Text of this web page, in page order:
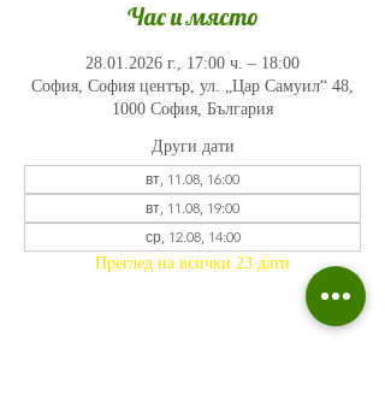
Час и място
28.01.2026 г., 17:00 ч. – 18:00
София, София център, ул. „Цар Самуил“ 48,
1000 София, България
Други дати
вт, 11.08, 16:00
вт, 11.08, 19:00
ср, 12.08, 14:00
Преглед на всички 23 дати